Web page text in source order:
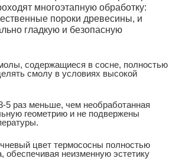
многоэтапную обработку:
пороки древесины, и
гладкую и безопасную
содержащиеся в сосне, полностью
смолу в условиях высокой
5 раз меньше, чем необработанная
геометрию и не подвержены
цвет термососны полностью
обеспечивая неизменную эстетику